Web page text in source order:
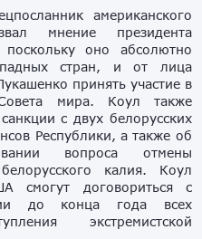
американского
мнение президента
оно абсолютно
стран, и от лица
принять участие в
мира. Коул также
с двух белорусских
Республики, а также об
вопроса отмены
калия. Коул
смогут договориться с
до конца года всех
экстремистской